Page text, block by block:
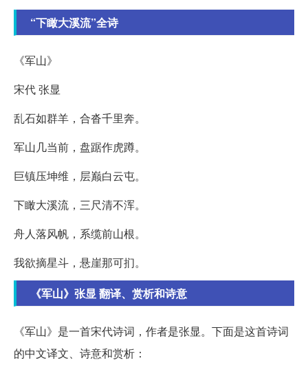
“下瞰大溪流”全诗
《军山》
宋代 张显
乱石如群羊，合沓千里奔。
军山几当前，盘踞作虎蹲。
巨镇压坤维，层巅白云屯。
下瞰大溪流，三尺清不浑。
舟人落风帆，系缆前山根。
我欲摘星斗，悬崖那可扪。
《军山》张显 翻译、赏析和诗意
《军山》是一首宋代诗词，作者是张显。下面是这首诗词
的中文译文、诗意和赏析：